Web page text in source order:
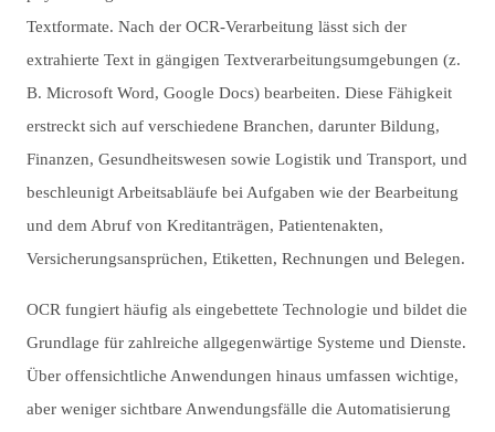
Textformate. Nach der OCR-Verarbeitung lässt sich der
extrahierte Text in gängigen Textverarbeitungsumgebungen (z.
B. Microsoft Word, Google Docs) bearbeiten. Diese Fähigkeit
erstreckt sich auf verschiedene Branchen, darunter Bildung,
Finanzen, Gesundheitswesen sowie Logistik und Transport, und
beschleunigt Arbeitsabläufe bei Aufgaben wie der Bearbeitung
und dem Abruf von Kreditanträgen, Patientenakten,
Versicherungsansprüchen, Etiketten, Rechnungen und Belegen.
OCR fungiert häufig als eingebettete Technologie und bildet die
Grundlage für zahlreiche allgegenwärtige Systeme und Dienste.
Über offensichtliche Anwendungen hinaus umfassen wichtige,
aber weniger sichtbare Anwendungsfälle die Automatisierung